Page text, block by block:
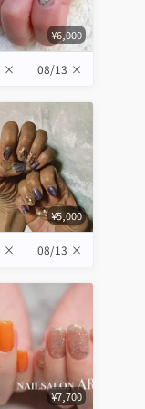
¥6,000
× 08/13 ×
¥5,000
× 08/13 ×
¥7,700